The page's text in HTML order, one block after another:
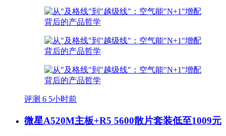
评测 6 5小时前
微星A520M主板+R5 5600散片套装低至1009元